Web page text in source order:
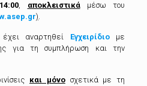
, αποκλειστικάμέσω του
).
αναρτηθεί Εγχειρίδιομε
για τη συμπλήρωση και την
και μόνοσχετικά με τη